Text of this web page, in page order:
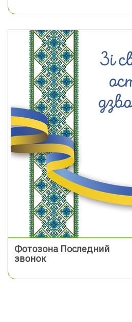
Фотозона Последний
звонок